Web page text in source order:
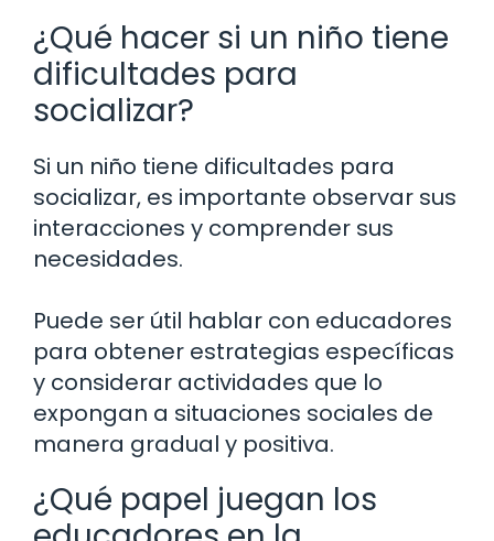
¿Qué hacer si un niño tiene
dificultades para
socializar?
Si un niño tiene dificultades para
socializar, es importante observar sus
interacciones y comprender sus
necesidades.
Puede ser útil hablar con educadores
para obtener estrategias específicas
y considerar actividades que lo
expongan a situaciones sociales de
manera gradual y positiva.
¿Qué papel juegan los